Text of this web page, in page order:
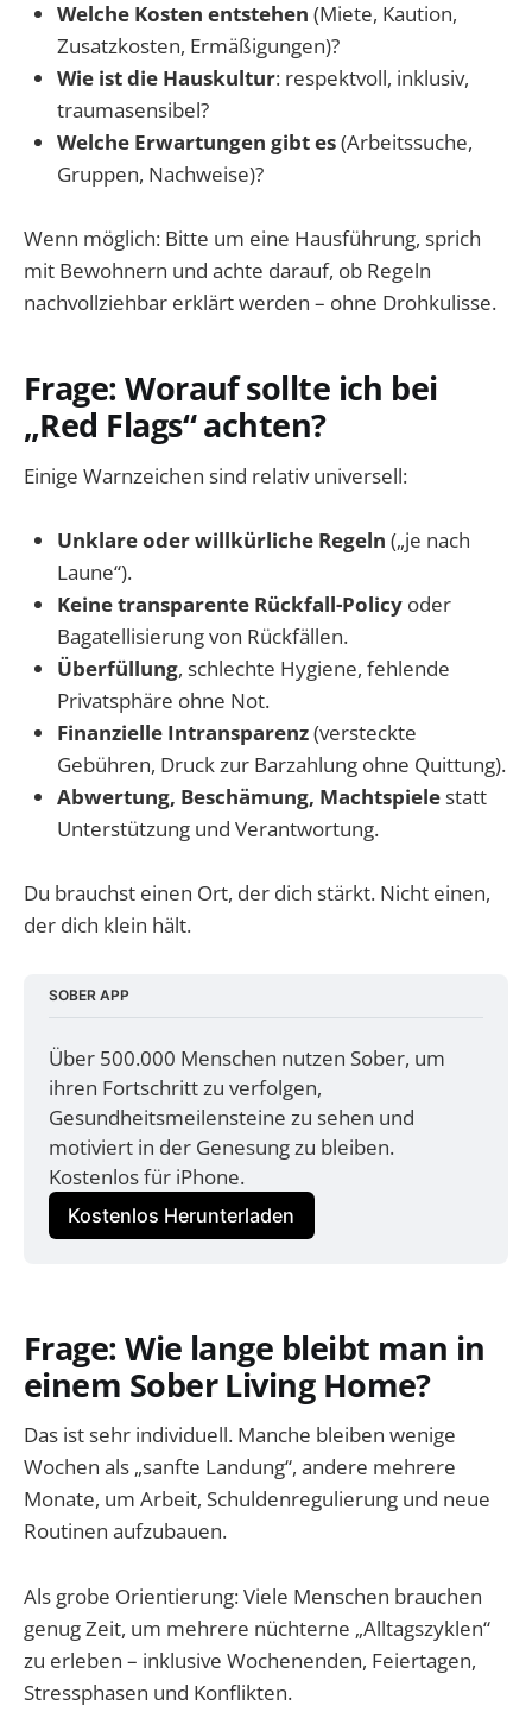
Welche Kosten entstehen (Miete, Kaution,
Zusatzkosten, Ermäßigungen)?
Wie ist die Hauskultur: respektvoll, inklusiv,
traumasensibel?
Welche Erwartungen gibt es(Arbeitssuche,
Gruppen, Nachweise)?
Wenn möglich: Bitte um eine Hausführung, sprich
mit Bewohnern und achte darauf, ob Regeln
nachvollziehbar erklärt werden – ohne Drohkulisse.
Frage: Worauf sollte ich bei
„Red Flags“ achten?
Einige Warnzeichen sind relativ universell:
Unklare oder willkürliche Regeln („je nach
Laune“).
Keine transparente Rückfall-Policy oder
Bagatellisierung von Rückfällen.
Überfüllung, schlechte Hygiene, fehlende
Privatsphäre ohne Not.
Finanzielle Intransparenz(versteckte
Gebühren, Druck zur Barzahlung ohne Quittung).
Abwertung, Beschämung, Machtspielestatt
Unterstützung und Verantwortung.
Du brauchst einen Ort, der dich stärkt. Nicht einen,
der dich klein hält.
SOBER APP
Über 500.000 Menschen nutzen Sober, um
ihren Fortschritt zu verfolgen,
Gesundheitsmeilensteine zu sehen und
motiviert in der Genesung zu bleiben.
Kostenlos für iPhone.
Kostenlos Herunterladen
Frage: Wie lange bleibt man in
einem Sober Living Home?
Das ist sehr individuell. Manche bleiben wenige
Wochen als „sanfte Landung“, andere mehrere
Monate, um Arbeit, Schuldenregulierung und neue
Routinen aufzubauen.
Als grobe Orientierung: Viele Menschen brauchen
genug Zeit, um mehrere nüchterne „Alltagszyklen“
zu erleben – inklusive Wochenenden, Feiertagen,
Stressphasen und Konflikten.